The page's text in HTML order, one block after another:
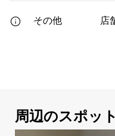
その他 店
周辺のスポット